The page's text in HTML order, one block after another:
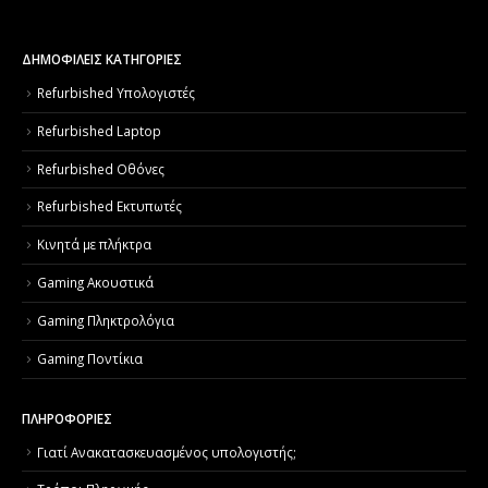
ΔΗΜΟΦΙΛΕΙΣ ΚΑΤΗΓΟΡΙΕΣ
Refurbished Υπολογιστές
Refurbished Laptop
Refurbished Οθόνες
Refurbished Εκτυπωτές
Κινητά με πλήκτρα
Gaming Ακουστικά
Gaming Πληκτρολόγια
Gaming Ποντίκια
ΠΛΗΡΟΦΟΡΙΕΣ
Γιατί Aνακατασκευασμένος υπολογιστής;